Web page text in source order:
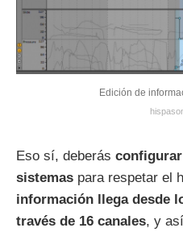
Edición de
Eso sí, deberás
sistemas para respetar el
información llega desde
través de 16 canales, y